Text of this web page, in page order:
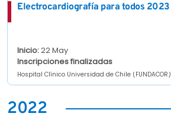
Electrocardiografía para todos 2023
Inicio:22 May
Inscripciones finalizadas
Hospital Clínico Universidad de Chile (FUNDACOR)
2022